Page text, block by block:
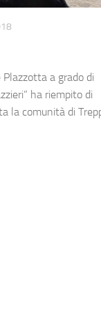
a grado di
ha riempito di
la comunità di